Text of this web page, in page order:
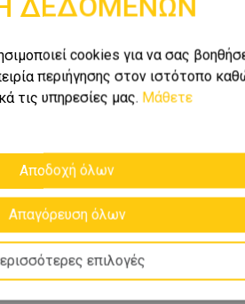
cookies για να σας
περιήγησης στον ιστότοπο
τις υπηρεσίες μας. Μάθετε
Αποδοχή όλων
Απαγόρευση όλων
επιλογές